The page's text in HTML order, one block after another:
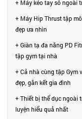
+ Máy kéo tay sô ngoài
+ Máy Hip Thrust tập
đẹp ưa nhìn
+ Giàn tạ đa năng PD
tập gym tại nhà
+ Cả nhà cùng tập Gym
đẹp, gắn kết gia đình
+ Thiết bị thể dục ngoài
luyện hiểu quả nhất